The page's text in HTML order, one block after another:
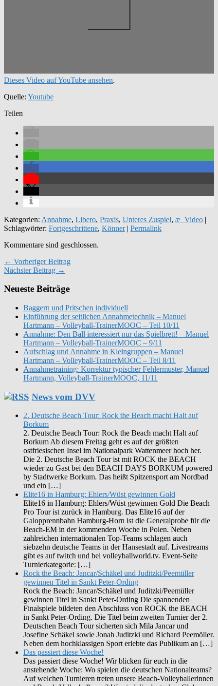
Dieses Video auf YouTube ansehen.
Quelle: Youtube
Teilen
Kategorien: Annahme, Libero, Praxis, Unteres Zuspiel, æ_Video |
Schlagwörter: Fortgeschrittene, Könner| Permalink
Kommentare sind geschlossen.
← Vorheriger Beitrag
Nächster Beitrag →
Neueste Beiträge
Baggern und Pritschen individuell
Einführung der seitlichen Annahmetechnik – Manuel
Hartmann – Volleyball-TrainerMOOC – Teil 10/11
Annahme: Den Ball interessiert nur das Spielbrett! – Manuel
Hartmann – Volleyball-TrainerMOOC – 9/11
Aufschlag und Annahme in Kleingruppen – Manuel
Hartmann – Volleyball-TrainerMOOC – Teil 8/11
Annahmetraining: Korrektur typischer Fehlermuster, Manuel
Hartmann, Volleyball-TrainerMOOC, 11/11
News vom DVV
2. Deutsche Beach Tour: Rock the Beach macht Halt auf
Borkum
2. Deutsche Beach Tour: Rock the Beach macht Halt auf
Borkum Ab diesem Freitag geht es auf der größten
ostfriesischen Insel im Nationalpark Wattenmeer hoch her.
Die 2. Deutsche Beach Tour ist mit ROCK the BEACH
wieder zu Gast bei den BEACH DAYS BORKUM powered
by Stadtwerke Borkum. Das heißt Spitzensport am Nordbad
und ein […]
Elite16 in Hamburg: Ehlers/Wüst gewinnen Gold
Elite16 in Hamburg: Ehlers/Wüst gewinnen Gold Die Beach
Pro Tour ist zurück in Hamburg. Das Elite16 auf der
Galopprennbahn Hamburg-Horn ist die Generalprobe für die
Beach-EM in der kommenden Woche in Polen. Neben
zahlreichen internationalen Top-Teams schlagen auch
siebzehn deutsche Teams in der Hansestadt auf. Livestreams
gibt es auf twitch und bei volleyballworld.tv. Event-Seite
Turnierkategorie: […]
Rock the Beach: Jancar/Schäkel und Juditzki/Peemüller
gewinnen Titel in Sankt Peter-Ording
Rock the Beach: Jancar/Schäkel und Juditzki/Peemüller
gewinnen Titel in Sankt Peter-Ording Die spannenden
Finalspiele bildeten den Abschluss von ROCK the BEACH
in Sankt Peter-Ording. Die Titel beim zweiten Turnier der 2.
Deutschen Beach Tour sicherten sich Mila Jancar und
Josefine Schäkel sowie Jonah Juditzki und Richard Peemöller.
Neben dem hochklassigen Sport erlebte das Publikum an […]
Das passiert diese Woche!
Das passiert diese Woche! Wir blicken für euch in die
anstehende Woche: Wo spielen die deutschen Nationalteams?
Auf welchen Turnieren treten unsere Beach-Volleyballerinnen